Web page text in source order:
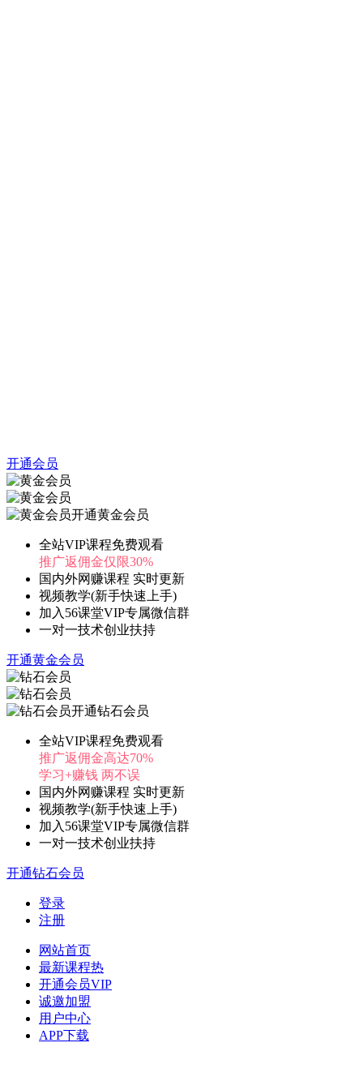
开通会员
开通黄金会员
全站VIP课程免费观看
推广返佣金仅限30%
国内外网赚课程 实时更新
视频教学(新手快速上手)
加入56课堂VIP专属微信群
一对一技术创业扶持
开通黄金会员
开通钻石会员
全站VIP课程免费观看
推广返佣金高达70%
学习+赚钱 两不误
国内外网赚课程 实时更新
视频教学(新手快速上手)
加入56课堂VIP专属微信群
一对一技术创业扶持
开通钻石会员
登录
注册
网站首页
最新课程热
开通会员VIP
诚邀加盟
用户中心
APP下载